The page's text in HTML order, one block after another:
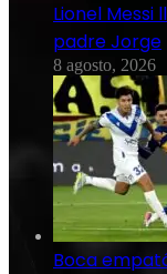
Lionel Messi
padre Jorge
8 agosto, 2026
Boca